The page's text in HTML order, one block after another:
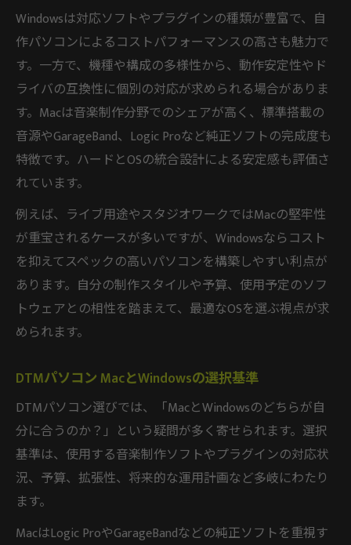
Windowsは対応ソフトやプラグインの種類が豊富で、自
作パソコンによるコストパフォーマンスの高さも魅力で
す。一方で、機種や構成の多様性から、動作安定性やド
ライバの互換性に個別の対応が求められる場合がありま
す。Macは音楽制作分野でのシェアが高く、標準搭載の
音源やGarageBand、Logic Proなど純正ソフトの完成度も
特徴です。ハードとOSの統合設計による安定感も評価さ
れています。
例えば、ライブ用途やスタジオワークではMacの堅牢性
が重宝されるケースが多いですが、Windowsならコスト
を抑えてスペックの高いパソコンを構築しやすい利点が
あります。自分の制作スタイルや予算、使用予定のソフ
トウェアとの相性を踏まえて、最適なOSを選ぶ視点が求
められます。
DTMパソコン MacとWindowsの選択基準
DTMパソコン選びでは、「MacとWindowsのどちらが自
分に合うのか？」という疑問が多く寄せられます。選択
基準は、使用する音楽制作ソフトやプラグインの対応状
況、予算、拡張性、将来的な運用計画など多岐にわたり
ます。
MacはLogic ProやGarageBandなどの純正ソフトを重視す